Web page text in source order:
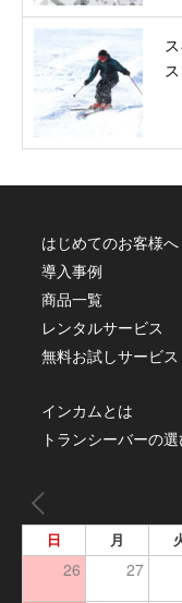
はじめてのお客様へ
導入事例
商品一覧
レンタルサービス
無料お試しサービス
インカムとは
トランシーバーの
日 月
26 27